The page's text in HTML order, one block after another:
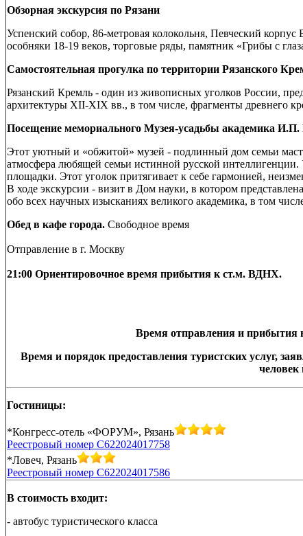
Обзорная экскурсия по Рязани
Успенский собор, 86-метровая колокольня, Певческий
особняки 18-19 веков, торговые ряды, памятник «Грибы с
Самостоятельная прогулка по территории Рязанского
Рязанский Кремль - один из живописных уголков России,
архитектуры XII-XIX вв., в том числе, фрагменты древнего
Посещение мемориального Музея-усадьбы академика И.П.
Этот уютный и «обжитой» музей - подлинный дом семьи
атмосфера любящей семьи истинной русской
площадки. Этот уголок притягивает к себе гармонией,
В ходе экскурсии - визит в Дом науки, в котором
обо всех научных изысканиях великого академика, в том
Обед в кафе города. Свободное время
Отправление в г. Москву
21:00 Ориентировочное время прибытия к ст.м. ВДНХ.
Время отправления и прибытия
Время и порядок предоставления туристских услуг,
человек
Гостиницы:
*Конгресс-отель «ФОРУМ», Рязань
Реестровый номер С622024017758
*Ловеч, Рязань
Реестровый номер С622024017586
В стоимость входит:
- автобус туристического класса